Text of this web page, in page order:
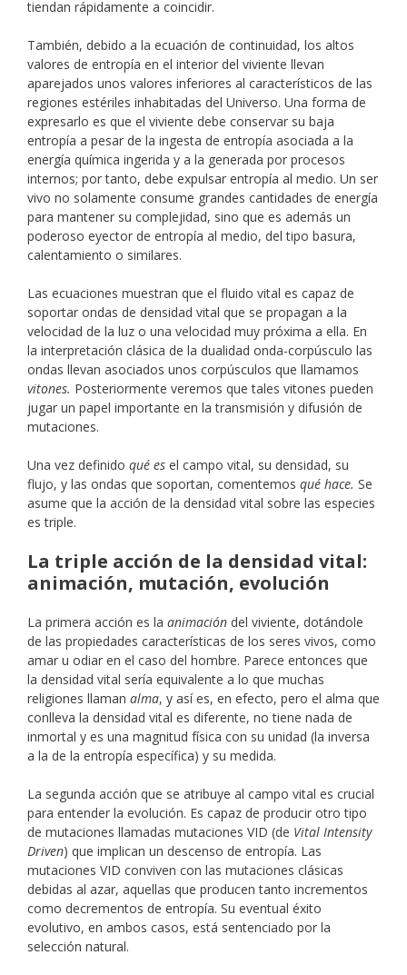
tiendan rápidamente a coincidir.
También, debido a la ecuación de continuidad, los altos
valores de entropía en el interior del viviente llevan
aparejados unos valores inferiores al característicos de las
regiones estériles inhabitadas del Universo. Una forma de
expresarlo es que el viviente debe conservar su baja
entropía a pesar de la ingesta de entropía asociada a la
energía química ingerida y a la generada por procesos
internos; por tanto, debe expulsar entropía al medio. Un ser
vivo no solamente consume grandes cantidades de energía
para mantener su complejidad, sino que es además un
poderoso eyector de entropía al medio, del tipo basura,
calentamiento o similares.
Las ecuaciones muestran que el fluido vital es capaz de
soportar ondas de densidad vital que se propagan a la
velocidad de la luz o una velocidad muy próxima a ella. En
la interpretación clásica de la dualidad onda-corpúsculo las
ondas llevan asociados unos corpúsculos que llamamos
vitones. Posteriormente veremos que tales vitones pueden
jugar un papel importante en la transmisión y difusión de
mutaciones.
Una vez definido qué es el campo vital, su densidad, su
flujo, y las ondas que soportan, comentemos qué hace. Se
asume que la acción de la densidad vital sobre las especies
es triple.
La triple acción de la densidad vital:
animación, mutación, evolución
La primera acción es la animación del viviente, dotándole
de las propiedades características de los seres vivos, como
amar u odiar en el caso del hombre. Parece entonces que
la densidad vital sería equivalente a lo que muchas
religiones llaman alma, y así es, en efecto, pero el alma que
conlleva la densidad vital es diferente, no tiene nada de
inmortal y es una magnitud física con su unidad (la inversa
a la de la entropía específica) y su medida.
La segunda acción que se atribuye al campo vital es crucial
para entender la evolución. Es capaz de producir otro tipo
de mutaciones llamadas mutaciones VID (de Vital Intensity
Driven) que implican un descenso de entropía. Las
mutaciones VID conviven con las mutaciones clásicas
debidas al azar, aquellas que producen tanto incrementos
como decrementos de entropía. Su eventual éxito
evolutivo, en ambos casos, está sentenciado por la
selección natural.